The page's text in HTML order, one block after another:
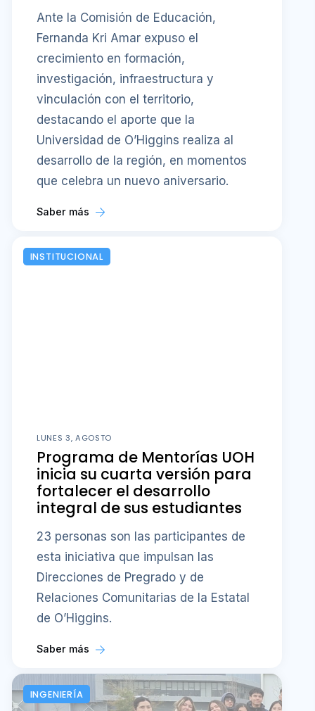
Ante la Comisión de Educación,
Fernanda Kri Amar expuso el
crecimiento en formación,
investigación, infraestructura y
vinculación con el territorio,
destacando el aporte que la
Universidad de O’Higgins realiza al
desarrollo de la región, en momentos
que celebra un nuevo aniversario.
Saber más
INSTITUCIONAL
LUNES 3, AGOSTO
Programa de Mentorías UOH
inicia su cuarta versión para
fortalecer el desarrollo
integral de sus estudiantes
23 personas son las participantes de
esta iniciativa que impulsan las
Direcciones de Pregrado y de
Relaciones Comunitarias de la Estatal
de O’Higgins.
Saber más
INGENIERÍA